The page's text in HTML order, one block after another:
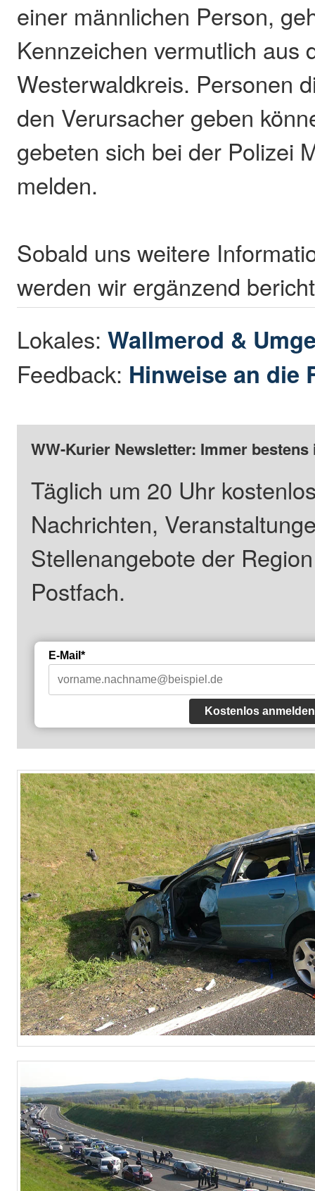
einer männlichen Person,
Kennzeichen vermutlich aus
Westerwaldkreis. Personen
den Verursacher geben
gebeten sich bei der Polizei
melden.
Sobald uns weitere
werden wir ergänzend
Lokales:Wallmerod &
Feedback: Hinweise an die
WW-Kurier Newsletter: Immer
Täglich um 20 Uhr
Nachrichten,
Stellenangebote der
Postfach.
E-Mail*
Kostenlos anmelden